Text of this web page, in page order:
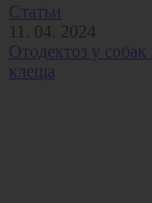
Статьи
11. 04. 2024
Отодектоз у
клеща